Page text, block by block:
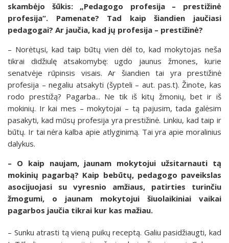
skambėjo šūkis: „Pedagogo profesija – prestižinė
profesija“. Pamenate? Tad kaip šiandien jaučiasi
pedagogai? Ar jaučia, kad jų profesija – prestižinė?
– Norėtųsi, kad taip būtų vien dėl to, kad mokytojas neša
tikrai didžiulę atsakomybę: ugdo jaunus žmones, kurie
senatvėje rūpinsis visais. Ar šiandien tai yra prestižinė
profesija – negaliu atsakyti (šypteli – aut. pas.t). Žinote, kas
rodo prestižą? Pagarba... Ne tik iš kitų žmonių, bet ir iš
mokinių. Ir kai mes – mokytojai – tą pajusim, tada galėsim
pasakyti, kad mūsų profesija yra prestižinė. Linkiu, kad taip ir
būtų. Ir tai nėra kalba apie atlyginimą. Tai yra apie moralinius
dalykus.
– O kaip naujam, jaunam mokytojui užsitarnauti tą
mokinių pagarbą? Kaip bebūtų, pedagogo paveikslas
asocijuojasi su vyresnio amžiaus, patirties turinčiu
žmogumi, o jaunam mokytojui šiuolaikiniai vaikai
pagarbos jaučia tikrai kur kas mažiau.
– Sunku atrasti tą vieną puikų receptą. Galiu pasidžiaugti, kad